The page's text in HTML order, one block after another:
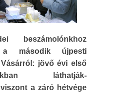
beszámolónkhoz
a második újpesti
jövő évi első
láthatják-
a záró hétvége